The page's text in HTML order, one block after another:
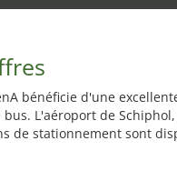
bénéficie d'une
L'aéroport de
de stationnement sont